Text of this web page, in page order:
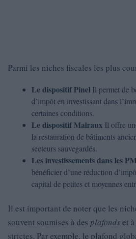
Parmi les niches fiscales les plus
Le dispositif Pinel Il permet de
d’impôt en investissant dans
certaines conditions.
Le dispositif Malraux Il offre
la restauration de bâtiments
secteurs sauvegardés.
Les investissements dans les
bénéficier d’une réduction
capital de petites et moyennes
Il est important de noter que les
souvent soumises à des plafonds et
strictes. Par exemple, le plafond